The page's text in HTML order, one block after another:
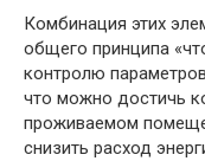
Комбинация этих
общего принципа
контролю
что можно достичь
проживаемом
снизить расход